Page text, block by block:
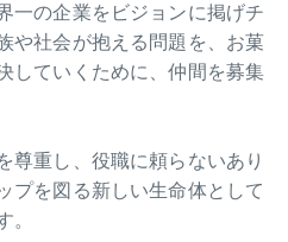
一の企業をビジョンに掲げチ
や社会が抱える問題を、お菓
していくために、仲間を募集
尊重し、役職に頼らないあり
プを図る新しい生命体として
。